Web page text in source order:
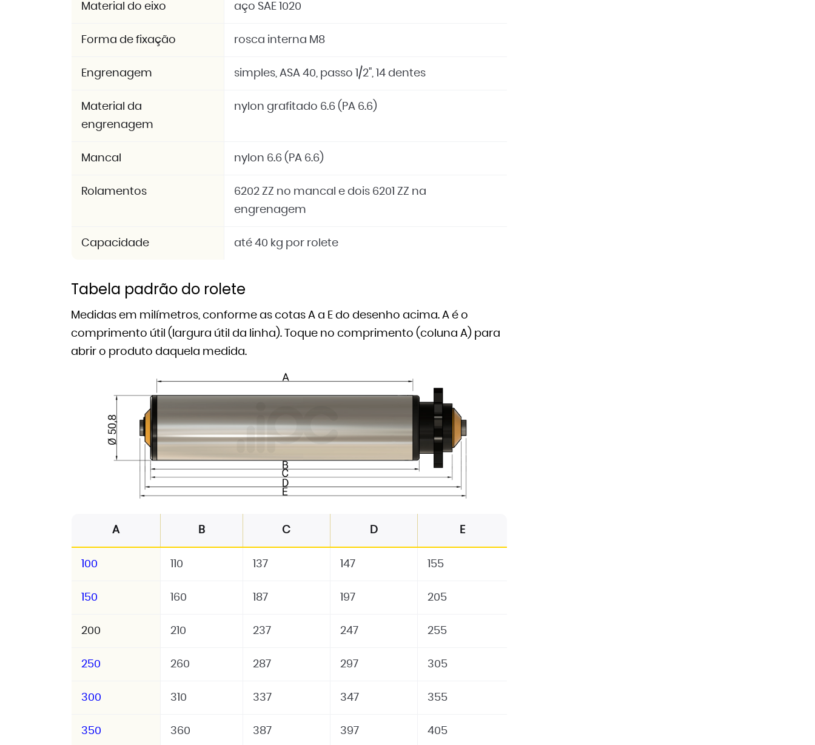
Material do eixo aço SAE 1020
Forma de fixação rosca interna M8
Engrenagem simples, ASA 40, passo 1/2", 14 dentes
Material da
engrenagem
nylon grafitado 6.6 (PA 6.6)
Mancal nylon 6.6 (PA 6.6)
Rolamentos
6202 ZZ no mancal e dois 6201 ZZ na
engrenagem
Capacidade até 40 kg por rolete
Tabela padrão do rolete
Medidas em milímetros, conforme as cotas A a E do desenho acima. A é o
comprimento útil (largura útil da linha). Toque no comprimento (coluna A) para
abrir o produto daquela medida.
A B C D E
100 110 137 147 155
150 160 187 197 205
200 210 237 247 255
250 260 287 297 305
300 310 337 347 355
350 360 387 397 405